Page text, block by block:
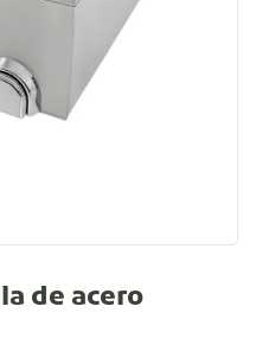
de acero